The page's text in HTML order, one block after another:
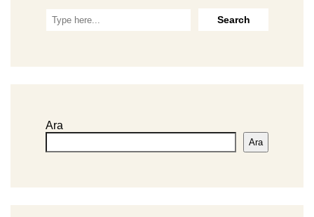
Ara
Ara